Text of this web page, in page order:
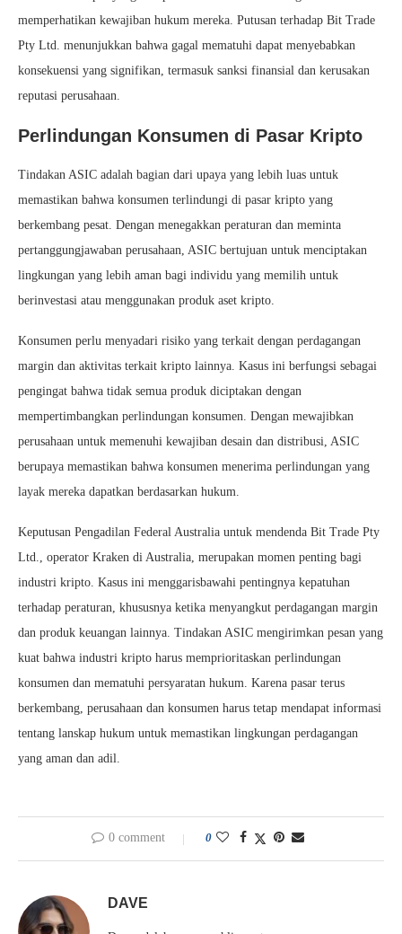
memperhatikan kewajiban hukum mereka. Putusan terhadap Bit Trade
Pty Ltd. menunjukkan bahwa gagal mematuhi dapat menyebabkan
konsekuensi yang signifikan, termasuk sanksi finansial dan kerusakan
reputasi perusahaan.
Perlindungan Konsumen di Pasar Kripto
Tindakan ASIC adalah bagian dari upaya yang lebih luas untuk
memastikan bahwa konsumen terlindungi di pasar kripto yang
berkembang pesat. Dengan menegakkan peraturan dan meminta
pertanggungjawaban perusahaan, ASIC bertujuan untuk menciptakan
lingkungan yang lebih aman bagi individu yang memilih untuk
berinvestasi atau menggunakan produk aset kripto.
Konsumen perlu menyadari risiko yang terkait dengan perdagangan
margin dan aktivitas terkait kripto lainnya. Kasus ini berfungsi sebagai
pengingat bahwa tidak semua produk diciptakan dengan
mempertimbangkan perlindungan konsumen. Dengan mewajibkan
perusahaan untuk memenuhi kewajiban desain dan distribusi, ASIC
berupaya memastikan bahwa konsumen menerima perlindungan yang
layak mereka dapatkan berdasarkan hukum.
Keputusan Pengadilan Federal Australia untuk mendenda Bit Trade Pty
Ltd., operator Kraken di Australia, merupakan momen penting bagi
industri kripto. Kasus ini menggarisbawahi pentingnya kepatuhan
terhadap peraturan, khususnya ketika menyangkut perdagangan margin
dan produk keuangan lainnya. Tindakan ASIC mengirimkan pesan yang
kuat bahwa industri kripto harus memprioritaskan perlindungan
konsumen dan mematuhi persyaratan hukum. Karena pasar terus
berkembang, perusahaan dan konsumen harus tetap mendapat informasi
tentang lanskap hukum untuk memastikan lingkungan perdagangan
yang aman dan adil.
0 comment 0
DAVE